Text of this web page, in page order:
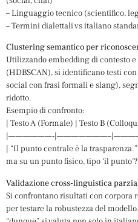
– Linguaggio tecnico (scientifico,
– Termini dialettali vs italiano
Clustering semantico per
Utilizzando embedding di contesto
(HDBSCAN), si identificano testi
social con frasi formali e slang),
ridotto.
Esempio di confronto:
| Testo A (Formale) | Testo B
|——————-
| “Il punto centrale è la
ma su un punto fisico, tipo ‘il
Validazione cross-linguistica
Si confrontano risultati con corpora
per testare la robustezza del